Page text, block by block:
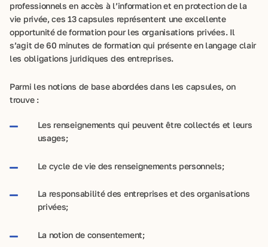
professionnels en accès à l’information et en protection de la
vie privée, ces 13 capsules représentent une excellente
opportunité de formation pour les organisations privées. Il
s’agit de 60 minutes de formation qui présente en langage clair
les obligations juridiques des entreprises.
Parmi les notions de base abordées dans les capsules, on
trouve :
Les renseignements qui peuvent être collectés et leurs
usages;
Le cycle de vie des renseignements personnels;
La responsabilité des entreprises et des organisations
privées;
La notion de consentement;